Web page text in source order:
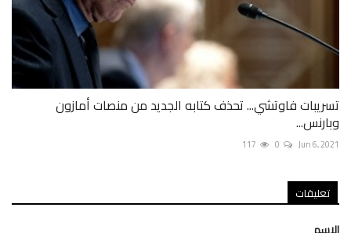
تسريبات فاوتشي... تحذف كتابه الجديد من منصات أمازون
وبارنس...
Jun 6, 2021
0
117
تعليقات